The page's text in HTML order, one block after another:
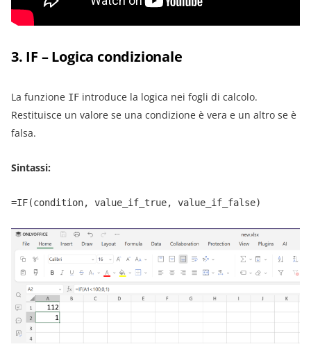
3. IF – Logica condizionale
La funzione IF introduce la logica nei fogli di calcolo.
Restituisce un valore se una condizione è vera e un altro se è
falsa.
Sintassi:
=IF(condition, value_if_true, value_if_false)